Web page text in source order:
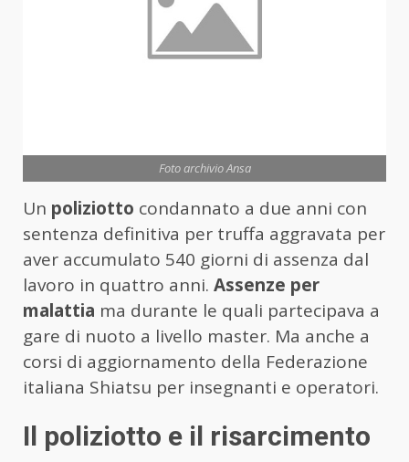
Foto archivio Ansa
Un poliziotto condannato a due anni con
sentenza definitiva per truffa aggravata per
aver accumulato 540 giorni di assenza dal
lavoro in quattro anni. Assenze per
malattia ma durante le quali partecipava a
gare di nuoto a livello master. Ma anche a
corsi di aggiornamento della Federazione
italiana Shiatsu per insegnanti e operatori.
Il poliziotto e il risarcimento